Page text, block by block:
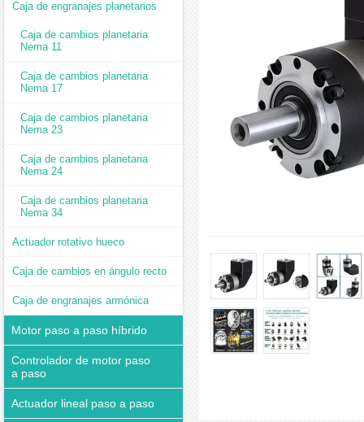
Caja de engranajes planetarios
Caja de cambios planetaria
Nema 11
Caja de cambios planetaria
Nema 17
Caja de cambios planetaria
Nema 23
Caja de cambios planetaria
Nema 24
Caja de cambios planetaria
Nema 34
Actuador rotativo hueco
Caja de cambios en ángulo recto
Caja de engranajes armónica
Motor paso a paso híbrido
Controlador de motor paso
a paso
Actuador lineal paso a paso